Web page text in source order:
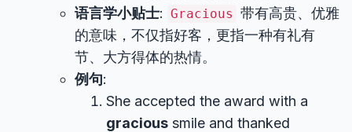
语言学小贴士: Gracious 带有高贵、优雅
的意味，不仅指好客，更指一种有礼有
节、大方得体的热情。
例句:
She accepted the award with a
gracious smile and thanked